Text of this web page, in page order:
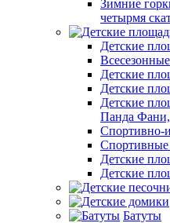
Зимние
четырмя
Детские
Детские
Детские
Детские
Панда
Спортивно-
Спортивные
Детские
Детские
Батуты